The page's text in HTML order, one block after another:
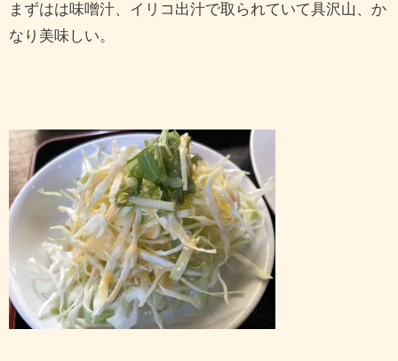
まずはは味噌汁、イリコ出汁で取られていて具沢山、か
なり美味しい。